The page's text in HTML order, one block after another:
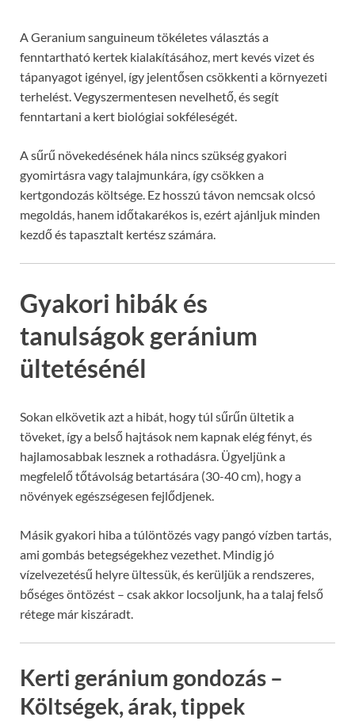
A Geranium sanguineum tökéletes választás a
fenntartható kertek kialakításához, mert kevés vizet és
tápanyagot igényel, így jelentősen csökkenti a környezeti
terhelést. Vegyszermentesen nevelhető, és segít
fenntartani a kert biológiai sokféleségét.
A sűrű növekedésének hála nincs szükség gyakori
gyomirtásra vagy talajmunkára, így csökken a
kertgondozás költsége. Ez hosszú távon nemcsak olcsó
megoldás, hanem időtakarékos is, ezért ajánljuk minden
kezdő és tapasztalt kertész számára.
Gyakori hibák és
tanulságok geránium
ültetésénél
Sokan elkövetik azt a hibát, hogy túl sűrűn ültetik a
töveket, így a belső hajtások nem kapnak elég fényt, és
hajlamosabbak lesznek a rothadásra. Ügyeljünk a
megfelelő tőtávolság betartására (30-40 cm), hogy a
növények egészségesen fejlődjenek.
Másik gyakori hiba a túlöntözés vagy pangó vízben tartás,
ami gombás betegségekhez vezethet. Mindig jó
vízelvezetésű helyre ültessük, és kerüljük a rendszeres,
bőséges öntözést – csak akkor locsoljunk, ha a talaj felső
rétege már kiszáradt.
Kerti geránium gondozás –
Költségek, árak, tippek